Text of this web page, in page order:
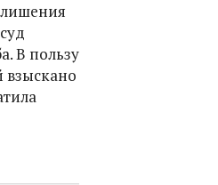
В пользу
взыскано